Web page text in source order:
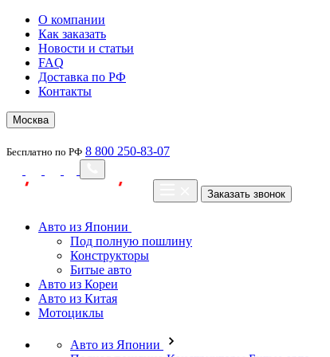
О компании
Как заказать
Новости и статьи
FAQ
Доставка по РФ
Контакты
Москва
Бесплатно по РФ 8 800 250-83-07
Заказать звонок
Авто из Японии
Под полную пошлину
Конструкторы
Битые авто
Авто из Кореи
Авто из Китая
Мотоциклы
Авто из Японии